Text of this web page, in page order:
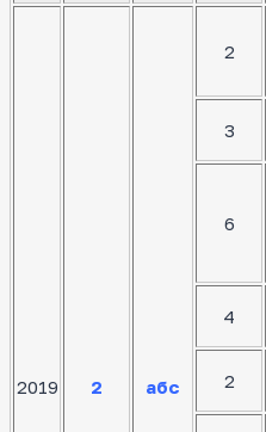
2019 2 абс
2
3
6
4
2